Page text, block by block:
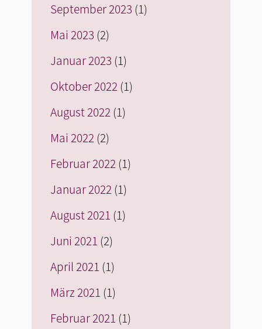
September 2023 (1)
Mai 2023 (2)
Januar 2023 (1)
Oktober 2022(1)
August 2022(1)
Mai 2022(2)
Februar 2022(1)
Januar 2022(1)
August 2021 (1)
Juni 2021 (2)
April 2021 (1)
März 2021 (1)
Februar 2021 (1)